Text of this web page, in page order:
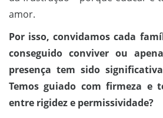
amor.
Por isso, convidamos cada
conseguido conviver ou
presença tem sido
Temos guiado com firmeza e
entre rigidez e permissividade?